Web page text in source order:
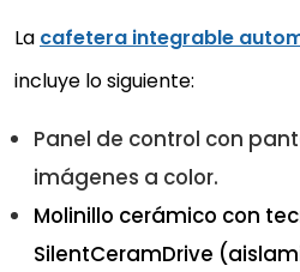
La cafetera integrable
incluye lo siguiente:
Panel de control con
imágenes a color.
Molinillo cerámico con
SilentCeramDrive